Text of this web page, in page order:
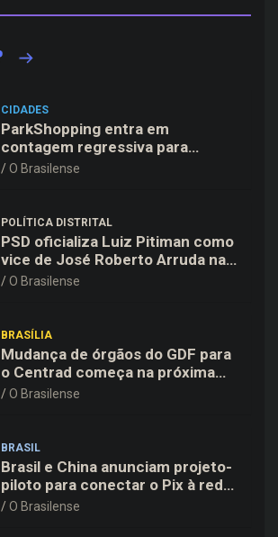
CIDADES
ParkShopping entra em
contagem regressiva para
inaugurar 10ª Expansão em 18
O Brasilense
POLÍTICA DISTRITAL
PSD oficializa Luiz Pitiman como
vice de José Roberto Arruda na
corrida pelo GDF
O Brasilense
BRASÍLIA
Mudança de órgãos do GDF para
o Centrad começa na próxima
semana, anuncia Celina Leão
O Brasilense
BRASIL
Brasil e China anunciam projeto-
piloto para conectar o Pix à rede
de pagamentos chinesa
O Brasilense